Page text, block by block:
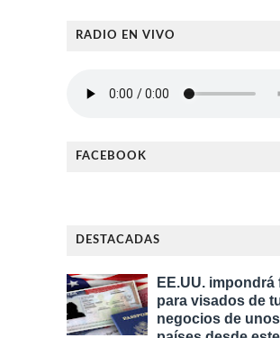
RADIO EN VIVO
FACEBOOK
DESTACADAS
EE.UU. impondrá
para visados de
negocios de